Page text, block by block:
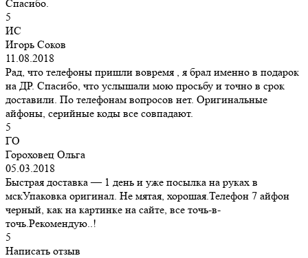
Спасибо.
5
ИС
Игорь Соков
11.08.2018
Рад, что телефоны пришли вовремя , я брал именно в подарок
на ДР. Спасибо, что услышали мою просьбу и точно в срок
доставили. По телефонам вопросов нет. Оригинальные
айфоны, серийные коды все совпадают.
5
ГО
Гороховец Ольга
05.03.2018
Быстрая доставка — 1 день и уже посылка на руках в
мскУпаковка оригинал. Не мятая, хорошая.Телефон 7 айфон
черный, как на картинке на сайте, все точь-в-
точь.Рекомендую..!
5
Написать отзыв